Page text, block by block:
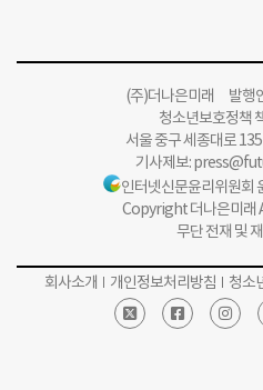
(주)더나은미래 발행
청소년보호정책
서울 중구 세종대로
기사제보:
인터넷신문윤리위원회
Copyright 더나은미래
무단 전재 및
회사소개 개인정보처리방침 청소